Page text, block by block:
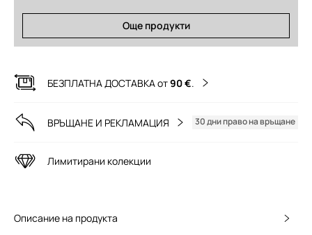
Още продукти
БЕЗПЛАТНА ДОСТАВКА от90 €.
ВРЪЩАНЕ И РЕКЛАМАЦИЯ 30 дни право на връщане
Лимитирани колекции
Описание на продукта